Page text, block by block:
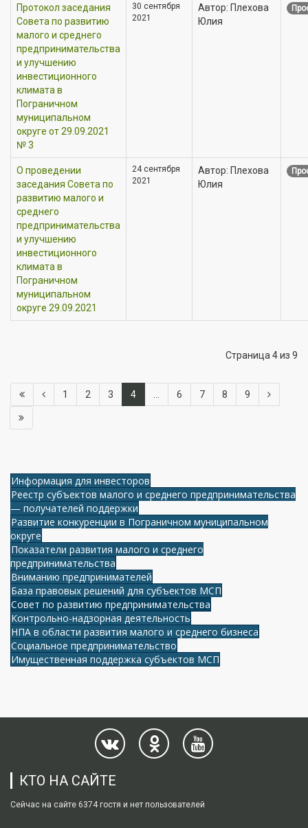
Протокол заседания
Совета по развитию
малого и среднего
предпринимательства
и улучшению
инвестиционного
климата в
Пограничном
муниципальном
округе от 29.09.2021
№ 3
30 сентября
2021
Автор: Плехова
Юлия
О проведении
заседания Совета по
развитию малого и
среднего
предпринимательства
и улучшению
инвестиционного
климата в
Пограничном
муниципальном
округе 29.09.2021
24 сентября
2021
Автор: Плехова
Юлия
Страница 4 из 9
1 2 3 4 6 7 8 9
Информация для инвесторов
Реестр субъектов малого и среднего предпринимательства
— получателей поддержки
Развитие конкуренции в Пограничном муниципальном
округе
Показатели развития малого и среднего
предпринимательства
Вниманию предпринимателей
База правовых решений для субъектов МСП
Совет по развитию предпринимательства
Контрольно-надзорная деятельность
НПА в области развития малого и среднего бизнеса
Социальное предпринимательство
Имущественная поддержка субъектов МСП
КТО НА САЙТЕ
Сейчас на сайте 6374 гостя и нет пользователей